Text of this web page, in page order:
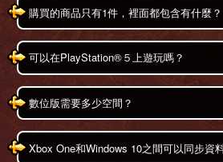
購買的商品只有1件，裡面都包含有什麼？
可以在PlayStation®５上遊玩嗎？
數位版需要多少空間？
Xbox One和Windows 10之間可以同步資